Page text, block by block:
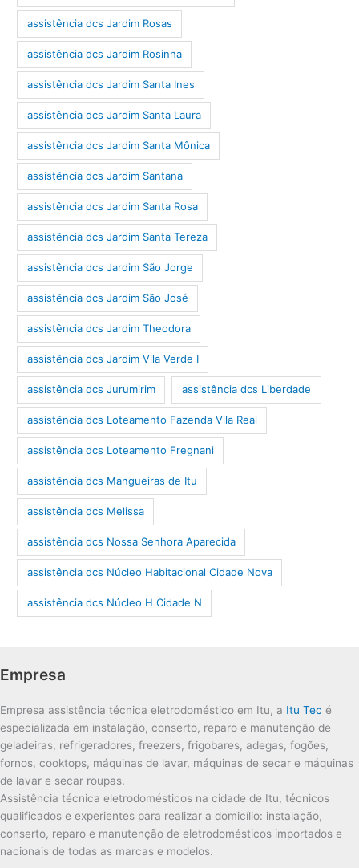
assistência dcs Jardim Rosas
assistência dcs Jardim Rosinha
assistência dcs Jardim Santa Ines
assistência dcs Jardim Santa Laura
assistência dcs Jardim Santa Mônica
assistência dcs Jardim Santana
assistência dcs Jardim Santa Rosa
assistência dcs Jardim Santa Tereza
assistência dcs Jardim São Jorge
assistência dcs Jardim São José
assistência dcs Jardim Theodora
assistência dcs Jardim Vila Verde I
assistência dcs Jurumirim assistência dcs Liberdade
assistência dcs Loteamento Fazenda Vila Real
assistência dcs Loteamento Fregnani
assistência dcs Mangueiras de Itu
assistência dcs Melissa
assistência dcs Nossa Senhora Aparecida
assistência dcs Núcleo Habitacional Cidade Nova
assistência dcs Núcleo H Cidade N
Empresa
Empresa assistência técnica eletrodoméstico em Itu, a Itu Tec é
especializada em instalação, conserto, reparo e manutenção de
geladeiras, refrigeradores, freezers, frigobares, adegas, fogões,
fornos, cooktops, máquinas de lavar, máquinas de secar e máquinas
de lavar e secar roupas.
Assistência técnica eletrodomésticos na cidade de Itu, técnicos
qualificados e experientes para realizar a domicílio: instalação,
conserto, reparo e manutenção de eletrodomésticos importados e
nacionais de todas as marcas e modelos.